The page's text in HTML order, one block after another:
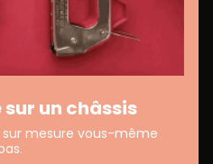
un châssis
sur mesure vous-même